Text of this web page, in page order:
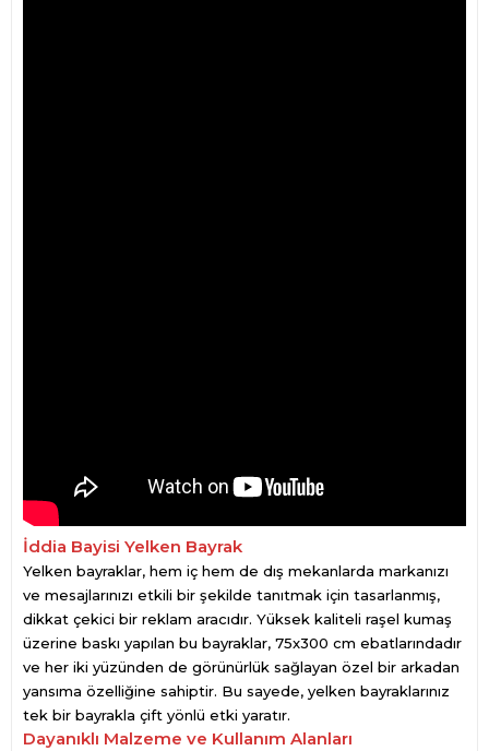
İddia Bayisi Yelken Bayrak
Yelken bayraklar, hem iç hem de dış mekanlarda markanızı
ve mesajlarınızı etkili bir şekilde tanıtmak için tasarlanmış,
dikkat çekici bir reklam aracıdır. Yüksek kaliteli raşel kumaş
üzerine baskı yapılan bu bayraklar, 75x300 cm ebatlarındadır
ve her iki yüzünden de görünürlük sağlayan özel bir arkadan
yansıma özelliğine sahiptir. Bu sayede, yelken bayraklarınız
tek bir bayrakla çift yönlü etki yaratır.
Dayanıklı Malzeme ve Kullanım Alanları